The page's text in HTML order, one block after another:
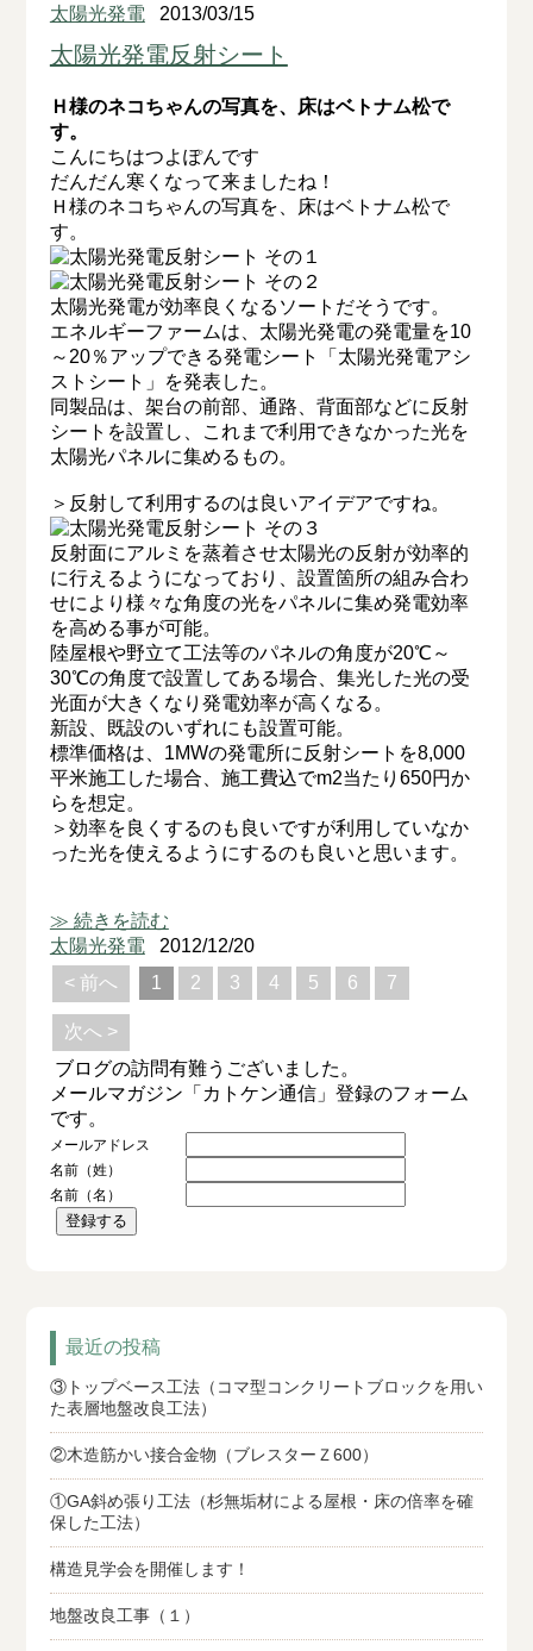
太陽光発電 2013/03/15
太陽光発電反射シート
Ｈ様のネコちゃんの写真を、床はベトナム松で
す。
こんにちはつよぽんです
だんだん寒くなって来ましたね！
Ｈ様のネコちゃんの写真を、床はベトナム松で
す。
太陽光発電が効率良くなるソートだそうです。
エネルギーファームは、太陽光発電の発電量を10
～20％アップできる発電シート「太陽光発電アシ
ストシート」を発表した。
同製品は、架台の前部、通路、背面部などに反射
シートを設置し、これまで利用できなかった光を
太陽光パネルに集めるもの。
＞反射して利用するのは良いアイデアですね。
反射面にアルミを蒸着させ太陽光の反射が効率的
に行えるようになっており、設置箇所の組み合わ
せにより様々な角度の光をパネルに集め発電効率
を高める事が可能。
陸屋根や野立て工法等のパネルの角度が20℃～
30℃の角度で設置してある場合、集光した光の受
光面が大きくなり発電効率が高くなる。
新設、既設のいずれにも設置可能。
標準価格は、1MWの発電所に反射シートを8,000
平米施工した場合、施工費込でm2当たり650円か
らを想定。
＞効率を良くするのも良いですが利用していなか
った光を使えるようにするのも良いと思います。
≫ 続きを読む
太陽光発電 2012/12/20
< 前へ
1 2 3 4 5 6 7
次へ >
ブログの訪問有難うございました。
メールマガジン「カトケン通信」登録のフォーム
です。
メールアドレス
名前（姓）
名前（名）
最近の投稿
③トップベース工法（コマ型コンクリートブロックを用い
た表層地盤改良工法）
②木造筋かい接合金物（ブレスターＺ600）
①GA斜め張り工法（杉無垢材による屋根・床の倍率を確
保した工法）
構造見学会を開催します！
地盤改良工事（１）